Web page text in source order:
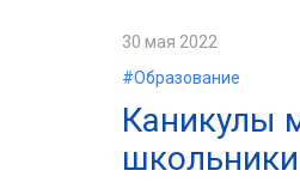
30 мая 2022
#Образование
Каникулы